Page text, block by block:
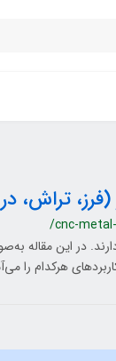
/cnc-
هرکدام را